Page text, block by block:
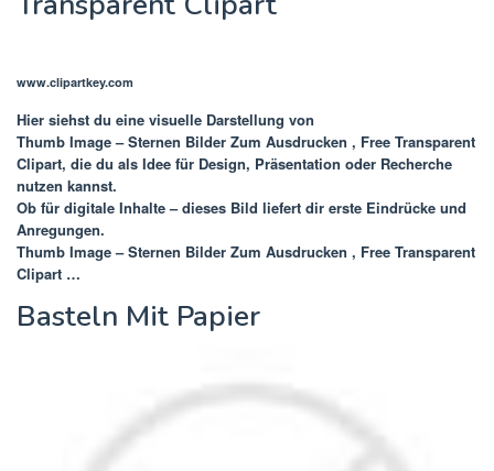
www.clipartkey.com
Hier siehst du eine visuelle Darstellung von
Thumb Image – Sternen Bilder Zum Ausdrucken , Free Transparent
Clipart, die du als Idee für Design, Präsentation oder Recherche
nutzen kannst.
Ob für digitale Inhalte – dieses Bild liefert dir erste Eindrücke und
Anregungen.
Thumb Image – Sternen Bilder Zum Ausdrucken , Free Transparent
Clipart …
Basteln Mit Papier